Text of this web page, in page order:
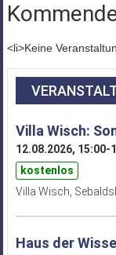
<li>Keine
Villa Wisch:
12.08.2026, 15:00-
kostenlos
Villa Wisch,
Haus der